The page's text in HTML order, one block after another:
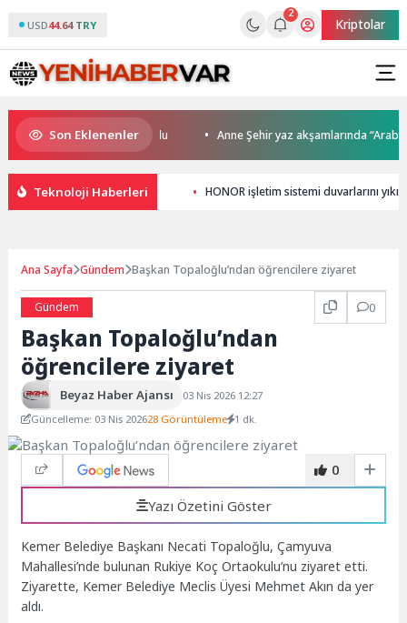
USD44.64 TRY
2
Kriptolar
Son Eklenenler
kupalar sahiplerini buldu Anne Şehir yaz akşamlarında
Teknoloji Haberleri HONOR işletim sistemi duvarlarını
Ana Sayfa Gündem Başkan Topaloğlu’ndan öğrencilere ziyaret
Gündem 0
Başkan Topaloğlu’ndan
öğrencilere ziyaret
Beyaz Haber Ajansı
03 Nis 2026 12:27
Güncelleme: 03 Nis 202628 Görüntüleme 1 dk.
0
Yazı Özetini Göster
Kemer Belediye Başkanı Necati Topaloğlu, Çamyuva
Mahallesi’nde bulunan Rukiye Koç Ortaokulu’nu ziyaret etti.
Ziyarette, Kemer Belediye Meclis Üyesi Mehmet Akın da yer
aldı.